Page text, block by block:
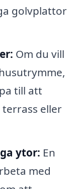
golvplattor
Om du vill
till att
eller
ytor: En
med